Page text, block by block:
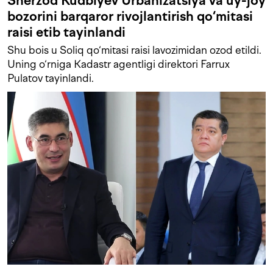
bozorini barqaror rivojlantirish qo‘mitasi
raisi etib tayinlandi
Shu bois u Soliq qo‘mitasi raisi lavozimidan ozod etildi.
Uning o‘rniga Kadastr agentligi direktori Farrux
Pulatov tayinlandi.